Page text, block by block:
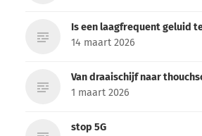
Is een laagfrequent geluid
14 maart 2026
Van draaischijf naar
1 maart 2026
stop 5G